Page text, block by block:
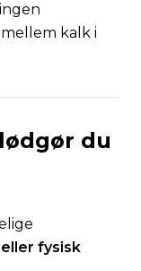
kalk i
du
fysisk